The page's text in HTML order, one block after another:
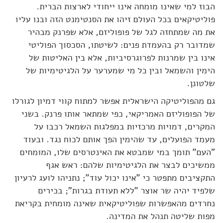
הבוז למי שאינו מומחה אינו ייחודי לארצות הברית.
פוליטיקאים בכל העולם זיהו את הסנטימנט הזה ובנו עליו
את מה שמתחזה לגל של פופוליזם, אלא שפרנק מבהיר
שמדובר רק בהעמדת פנים: לשיטתו, הסכסוך הפוליטי
אינו בין שמרנות לפרוגרסיביות, אלא בין האליטות של
הימין והשמאל ובין כל מי שמערער על הלגיטימיות של
שלטונן.
גם מהפוליטיקה הישראלית אפשר למתוח קווי דמיון לגורלו
של הפופוליזם האמריקאי, כפי שמתאר אותו פרנק. בשני
המקרים, דמויות מרכזיות במפלגות השמאל רכבו על
מעמד הפועלים, עד שהימין הפך אותם לכוח נגד. ובעוד
"העם" תומך במי שמבטא את האינטרסים שלו, המומחים
ממשיכים לבצר את הלגיטימיות שלהם: ראש אגף
התקציבים מתפטר כי "אינו יכול עוד"; נתניהו לועג לרעיון
שלפיד יהיה שר אוצר "ללא תעודת בגרות"; בכירים
נחרדים מהאפשרות שפוליטיקאית שאינה מומחית בקריאת
מפות שליטה תנהל את המדינה.